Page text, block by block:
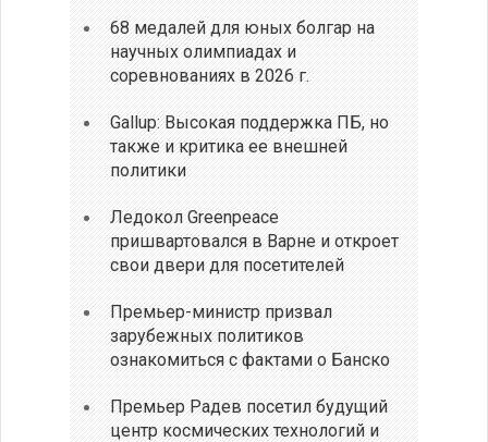
68 медалей для юных болгар на
научных олимпиадах и
соревнованиях в 2026 г.
Gallup: Высокая поддержка ПБ, но
также и критика ее внешней
политики
Ледокол Greenpeace
пришвартовался в Варне и откроет
свои двери для посетителей
Премьер-министр призвал
зарубежных политиков
ознакомиться с фактами о Банско
Премьер Радев посетил будущий
центр космических технологий и